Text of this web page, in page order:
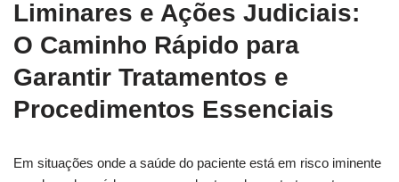
Liminares e Ações Judiciais:
O Caminho Rápido para
Garantir Tratamentos e
Procedimentos Essenciais
Em situações onde a saúde do paciente está em risco iminente